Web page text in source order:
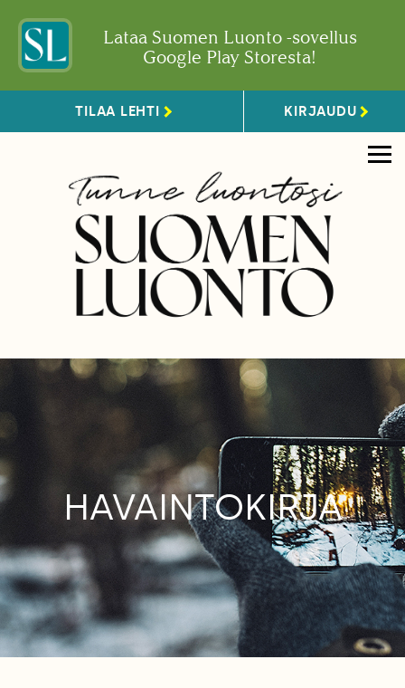
Lataa Suomen Luonto -sovellus
Google Play Storesta!
TILAA LEHTI KIRJAUDU
HAVAINTOKIRJA